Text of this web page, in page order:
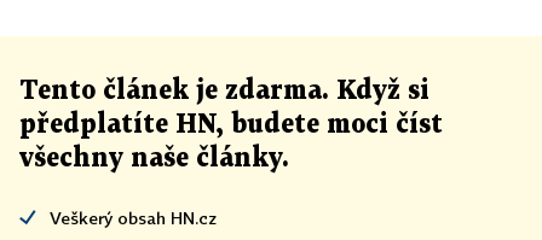
Tento článek je zdarma. Když si
předplatíte HN, budete moci číst
všechny naše články.
Veškerý obsah HN.cz